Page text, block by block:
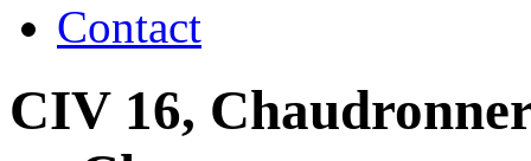
Contact
CIV 16,